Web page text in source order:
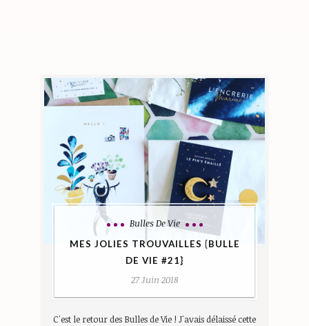
Bulles De Vie
MES JOLIES TROUVAILLES {BULLE
DE VIE #21}
27 Juin 2018
C'est le retour des Bulles de Vie ! J'avais délaissé cette